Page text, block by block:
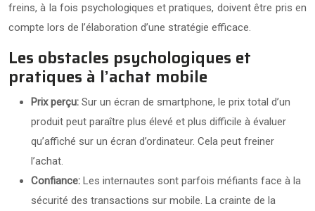
freins, à la fois psychologiques et pratiques, doivent être pris en
compte lors de l’élaboration d’une stratégie efficace.
Les obstacles psychologiques et
pratiques à l’achat mobile
Prix perçu: Sur un écran de smartphone, le prix total d’un
produit peut paraître plus élevé et plus difficile à évaluer
qu’affiché sur un écran d’ordinateur. Cela peut freiner
l’achat.
Confiance: Les internautes sont parfois méfiants face à la
sécurité des transactions sur mobile. La crainte de la